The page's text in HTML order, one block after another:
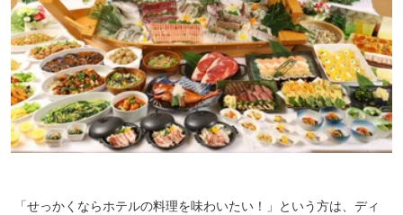
「せっかくならホテルの料理を味わいたい！」という方は、ディ